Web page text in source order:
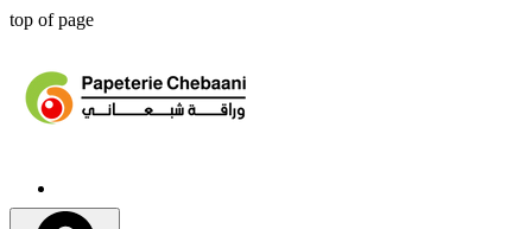
top of page